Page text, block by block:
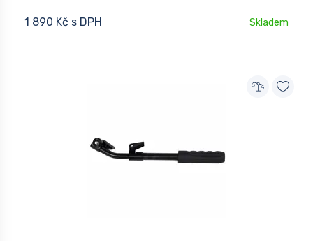
1 890 Kč s DPH Skladem